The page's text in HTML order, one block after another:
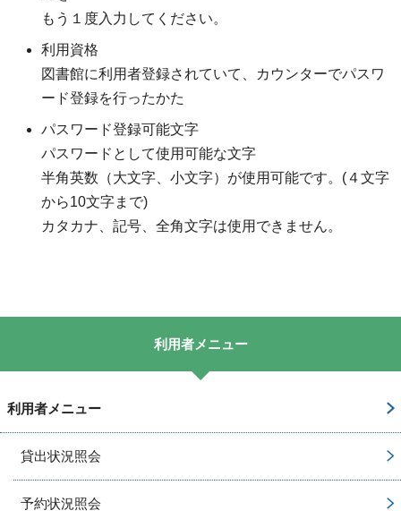
もう１度入力してください。
利用資格
図書館に利用者登録されていて、カウンターでパスワ
ード登録を行ったかた
パスワード登録可能文字
パスワードとして使用可能な文字
半角英数（大文字、小文字）が使用可能です。(４文字
から10文字まで)
カタカナ、記号、全角文字は使用できません。
利用者メニュー
利用者メニュー
貸出状況照会
予約状況照会